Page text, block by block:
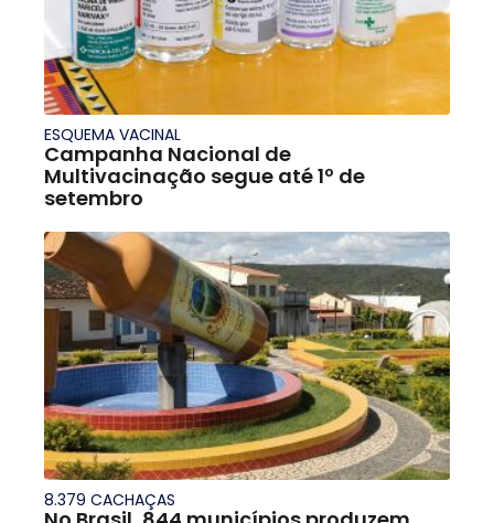
ESQUEMA VACINAL
Campanha Nacional de
Multivacinação segue até 1º de
setembro
8.379 CACHAÇAS